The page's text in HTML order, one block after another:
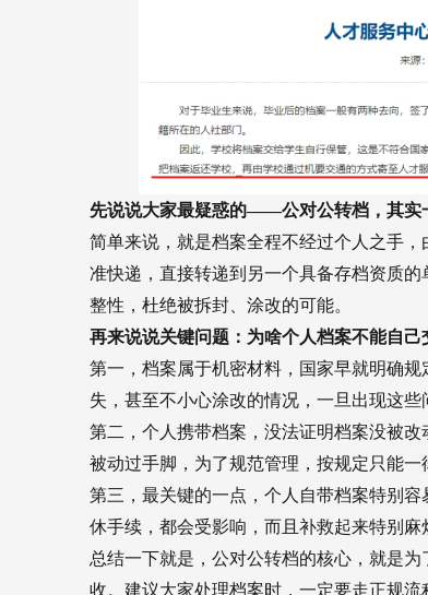
先说说大家最疑惑的——公对公转档，其实
简单来说，就是档案全程不经过个人之手
准快递，直接转递到另一个具备存档资质
整性，杜绝被拆封、涂改的可能。
再来说说关键问题：为啥个人档案不能自己
第一，档案属于机密材料，国家早就明确
失，甚至不小心涂改的情况，一旦出现这些
第二，个人携带档案，没法证明档案没被
被动过手脚，为了规范管理，按规定只能一
第三，最关键的一点，个人自带档案特别
休手续，都会受影响，而且补救起来特别麻
总结一下就是，公对公转档的核心，就是
收。建议大家处理档案时，一定要走正规流